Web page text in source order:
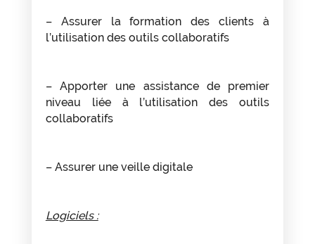
– Assurer la formation des clients à
l’utilisation des outils collaboratifs
– Apporter une assistance de premier
niveau liée à l’utilisation des outils
collaboratifs
– Assurer une veille digitale
Logiciels :